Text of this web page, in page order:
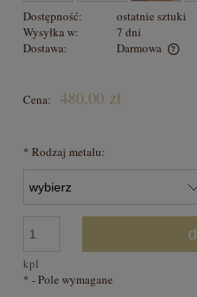
Dostępność:
ostatnie sztuki
Wysyłka w:
7 dni
Dostawa:
Darmowa
Cena nie zawiera
Cena: 480,00 zł
* Rodzaj metalu:
kpl
* - Pole wymagane